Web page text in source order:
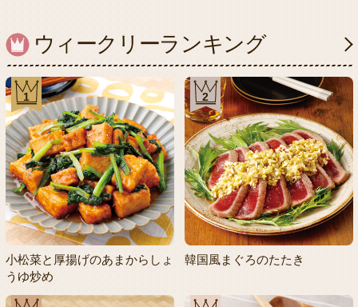
ウィークリーランキング
1
小松菜と厚揚げのあまからしょ
うゆ炒め
2
韓国風まぐろのたたき